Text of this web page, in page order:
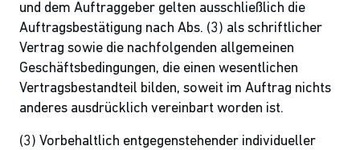
und dem Auftraggeber gelten ausschließlich die
Auftragsbestätigung nach Abs. (3) als schriftlicher
Vertrag sowie die nachfolgenden allgemeinen
Geschäftsbedingungen, die einen wesentlichen
Vertragsbestandteil bilden, soweit im Auftrag nichts
anderes ausdrücklich vereinbart worden ist.
(3) Vorbehaltlich entgegenstehender individueller